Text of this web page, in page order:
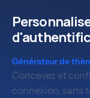
Générateur de
Concevez et
connexion, sans